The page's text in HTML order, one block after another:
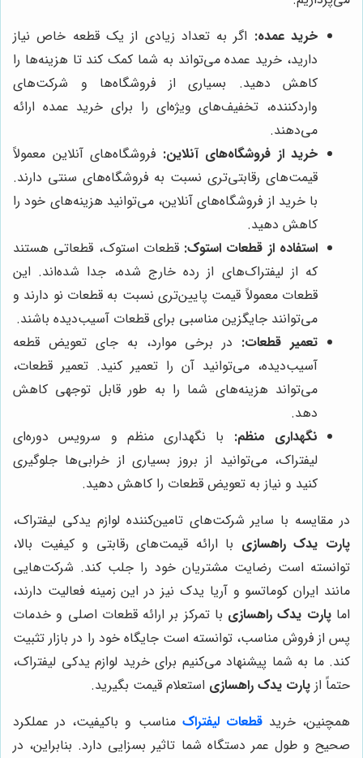
خرید عمده: اگر به تعداد زیادی از یک قطعه خاص نیاز
دارید، خرید عمده می‌تواند به شما کمک کند تا هزینه‌ها را
کاهش دهید. بسیاری از فروشگاه‌ها و شرکت‌های
واردکننده، تخفیف‌های ویژه‌ای را برای خرید عمده ارائه
می‌دهند.
خرید از فروشگاه‌های آنلاین: فروشگاه‌های آنلاین معمولاً
قیمت‌های رقابتی‌تری نسبت به فروشگاه‌های سنتی دارند.
با خرید از فروشگاه‌های آنلاین، می‌توانید هزینه‌های خود را
کاهش دهید.
استفاده از قطعات استوک: قطعات استوک، قطعاتی هستند
که از لیفتراک‌های از رده خارج شده، جدا شده‌اند. این
قطعات معمولاً قیمت پایین‌تری نسبت به قطعات نو دارند و
می‌توانند جایگزین مناسبی برای قطعات آسیب‌دیده باشند.
تعمیر قطعات: در برخی موارد، به جای تعویض قطعه
آسیب‌دیده، می‌توانید آن را تعمیر کنید. تعمیر قطعات،
می‌تواند هزینه‌های شما را به طور قابل توجهی کاهش
دهد.
نگهداری منظم: با نگهداری منظم و سرویس دوره‌ای
لیفتراک، می‌توانید از بروز بسیاری از خرابی‌ها جلوگیری
کنید و نیاز به تعویض قطعات را کاهش دهید.
در مقایسه با سایر شرکت‌های تامین‌کننده لوازم یدکی لیفتراک،
پارت یدک راهسازی با ارائه قیمت‌های رقابتی و کیفیت بالا،
توانسته است رضایت مشتریان خود را جلب کند. شرکت‌هایی
مانند ایران کوماتسو و آریا یدک نیز در این زمینه فعالیت دارند،
اماپارت یدک راهسازی با تمرکز بر ارائه قطعات اصلی و خدمات
پس از فروش مناسب، توانسته است جایگاه خود را در بازار تثبیت
کند. ما به شما پیشنهاد می‌کنیم برای خرید لوازم یدکی لیفتراک،
حتماً از پارت یدک راهسازی استعلام قیمت بگیرید.
همچنین، خریدقطعات لیفتراک مناسب و باکیفیت، در عملکرد
صحیح و طول عمر دستگاه شما تاثیر بسزایی دارد. بنابراین، در